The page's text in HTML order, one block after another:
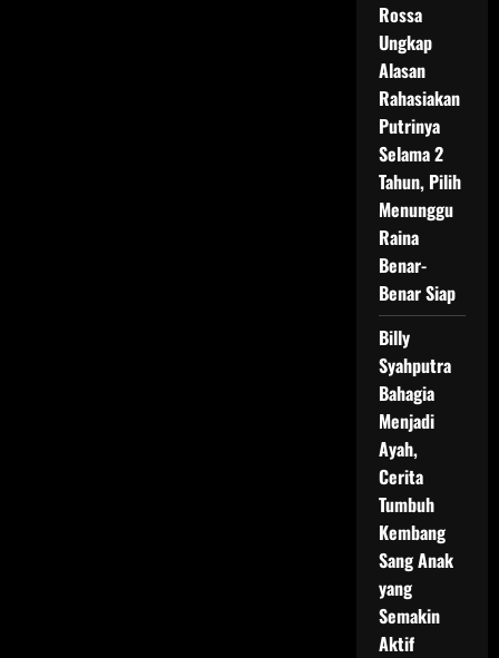
Rossa
Ungkap
Alasan
Rahasiakan
Putrinya
Selama 2
Tahun, Pilih
Menunggu
Raina
Benar-
Benar Siap
Billy
Syahputra
Bahagia
Menjadi
Ayah,
Cerita
Tumbuh
Kembang
Sang Anak
yang
Semakin
Aktif